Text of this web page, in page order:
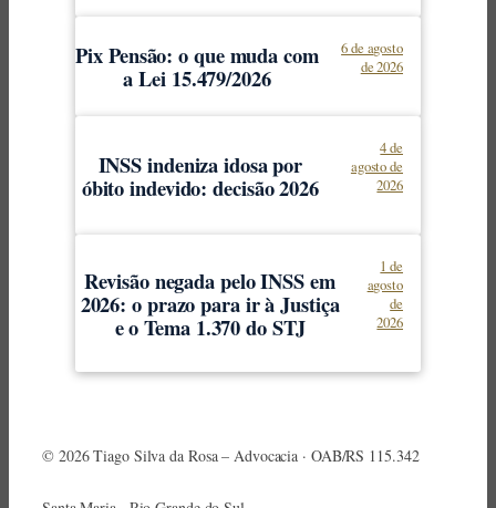
Pix Pensão: o que muda com
a Lei 15.479/2026
6 de agosto
de 2026
INSS indeniza idosa por
óbito indevido: decisão 2026
4 de
agosto de
2026
Revisão negada pelo INSS em
2026: o prazo para ir à Justiça
e o Tema 1.370 do STJ
1 de
agosto
de
2026
© 2026 Tiago Silva da Rosa – Advocacia · OAB/RS 115.342